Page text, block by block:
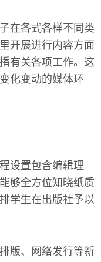
在各式各样不同类
开展进行内容方面
有关各项工作。这
化变动的媒体环
设置包含编辑理
够全方位知晓纸质
学生在出版社予以
版、网络发行等新